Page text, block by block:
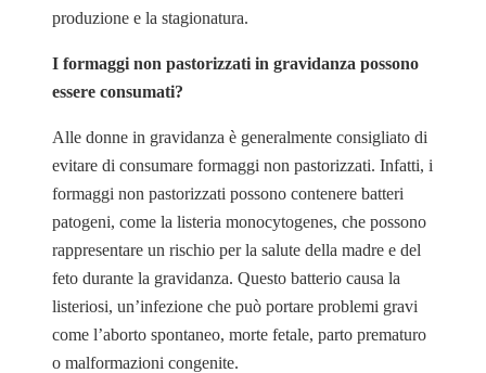
produzione e la stagionatura.
I formaggi non pastorizzati in gravidanza possono
essere consumati?
Alle donne in gravidanza è generalmente consigliato di
evitare di consumare formaggi non pastorizzati. Infatti, i
formaggi non pastorizzati possono contenere batteri
patogeni, come la listeria monocytogenes, che possono
rappresentare un rischio per la salute della madre e del
feto durante la gravidanza. Questo batterio causa la
listeriosi, un’infezione che può portare problemi gravi
come l’aborto spontaneo, morte fetale, parto prematuro
o malformazioni congenite.